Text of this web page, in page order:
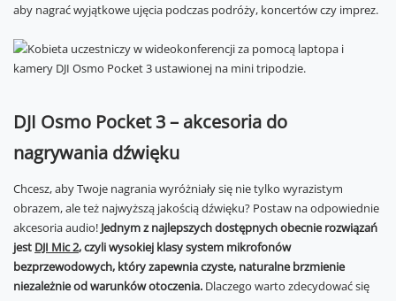
aby nagrać wyjątkowe ujęcia podczas podróży, koncertów czy imprez.
DJI Osmo Pocket 3 – akcesoria do
nagrywania dźwięku
Chcesz, aby Twoje nagrania wyróżniały się nie tylko wyrazistym
obrazem, ale też najwyższą jakością dźwięku? Postaw na odpowiednie
akcesoria audio! Jednym z najlepszych dostępnych obecnie rozwiązań
jest DJI Mic 2, czyli wysokiej klasy system mikrofonów
bezprzewodowych, który zapewnia czyste, naturalne brzmienie
niezależnie od warunków otoczenia. Dlaczego warto zdecydować się